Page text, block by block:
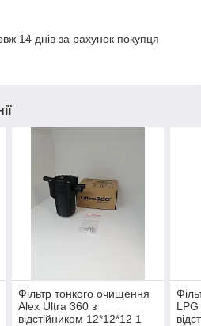
14 днів за рахунок покупця
Фільтр тонкого очищення
Alex Ultra 360 з
відстійником 12*12*12 1